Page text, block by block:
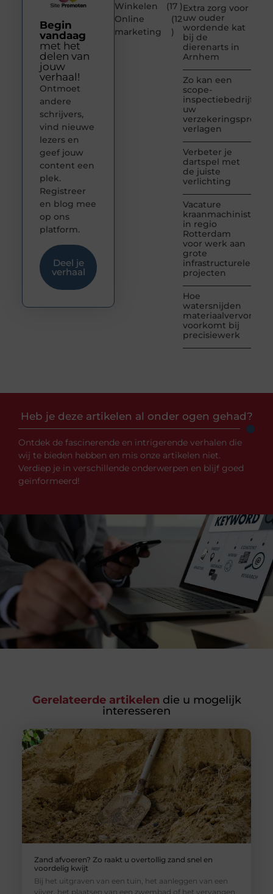
Winkelen
(17 )
Online
marketing
(12
)
Extra zorg voor
uw ouder
wordende kat
bij de
dierenarts in
Arnhem
Zo kan een
scope-
inspectiebedrijf
uw
verzekeringspremie
verlagen
Verbeter je
dartspel met
de juiste
verlichting
Vacature
kraanmachinist
in regio
Rotterdam
voor werk aan
grote
infrastructurele
projecten
Hoe
watersnijden
voorkomt bij
precisiewerk
Begin
vandaag
met het
delen van
jouw
verhaal!
Ontmoet
andere
schrijvers,
vind nieuwe
lezers en
geef jouw
content een
plek.
Registreer
en blog mee
op ons
platform.
Deel je
verhaal
Heb je deze artikelen al onder ogen gehad?
Ontdek de fascinerende en intrigerende verhalen die
wij te bieden hebben en mis onze artikelen niet.
Verdiep je in verschillende onderwerpen en blijf goed
geïnformeerd!
Gerelateerde artikelen die u mogelijk
interesseren
Zand afvoeren? Zo raakt u overtollig zand snel en
voordelig kwijt
Bij het uitgraven van een tuin, het aanleggen van een
vijver, het plaatsen van een zwembad of het vervangen